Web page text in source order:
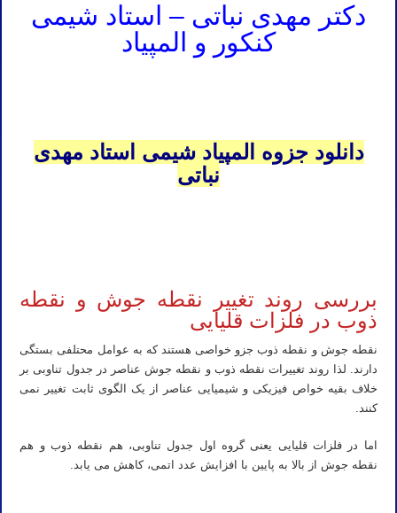
دکتر مهدی نباتی – استاد شیمی
کنکور و المپیاد
دانلود جزوه المپیاد شیمی استاد مهدی
نباتی
بررسی روند تغییر نقطه جوش و نقطه
ذوب در فلزات قلیایی
نقطه جوش و نقطه ذوب جزو خواصی هستند که به عوامل محتلفی بستگی
دارند. لذا روند تغییرات نقطه ذوب و نقطه جوش عناصر در جدول تناوبی بر
خلاف بقیه خواص فیزیکی و شیمیایی عناصر از یک الگوی ثابت تغییر نمی
کنند.
اما در فلزات قلیایی یعنی گروه اول جدول تناوبی، هم نقطه ذوب و هم
نقطه جوش از بالا به پایین با افزایش عدد اتمی، کاهش می یابد.